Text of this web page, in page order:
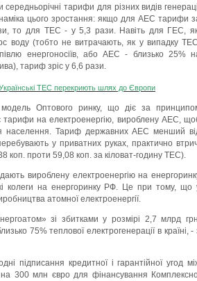
тарифи для різних видів
цього зростання: якщо для АЕС тарифи
то для ТЕС - у 5,3 рази. Навіть для ГЕС,
воду (тобто не витрачають, як у випадку
енергоносіїв, або АЕС - близько 25%
тариф зріс у 6,6 рази.
ТЕС перекриють шлях до Європи
модель Оптового ринку, що діє за
тарифи на електроенергію, вироблену АЕС,
населення. Тариф державних АЕС менший
у приватних руках, практично
коп. проти 59,08 коп. за кіловат-годину ТЕС).
вироблену електроенергію на
колеги на енергоринку РФ. Це при тому, що
атомної електроенергії.
зі збитками у розмірі 2,7 млрд
75% теплової електрогенерації в країні, -
підписання кредитної і гарантійної угод
300 млн євро для фінансування